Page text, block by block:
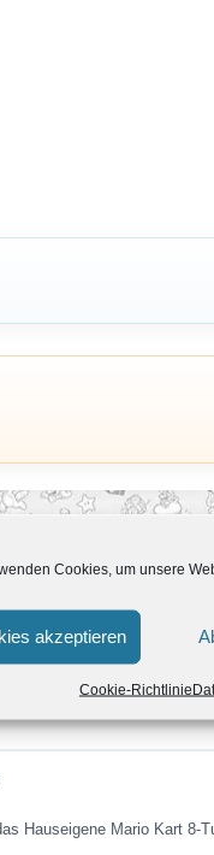
Cookies, um unsere
akzeptieren
Cookie-Richtlinie
Kart 8 Switch
Australien listete für einen
Hauseigene Mario Kart